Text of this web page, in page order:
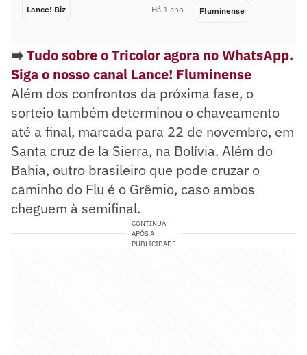
Lance! Biz Há 1 ano Fluminense
➡️Tudo sobre o Tricolor agora no WhatsApp.
Siga o nosso canal Lance! Fluminense
Além dos confrontos da próxima fase, o
sorteio também determinou o chaveamento
até a final, marcada para 22 de novembro, em
Santa cruz de la Sierra, na Bolívia. Além do
Bahia, outro brasileiro que pode cruzar o
caminho do Flu é o Grêmio, caso ambos
cheguem à semifinal.
CONTINUA
APÓS A
PUBLICIDADE